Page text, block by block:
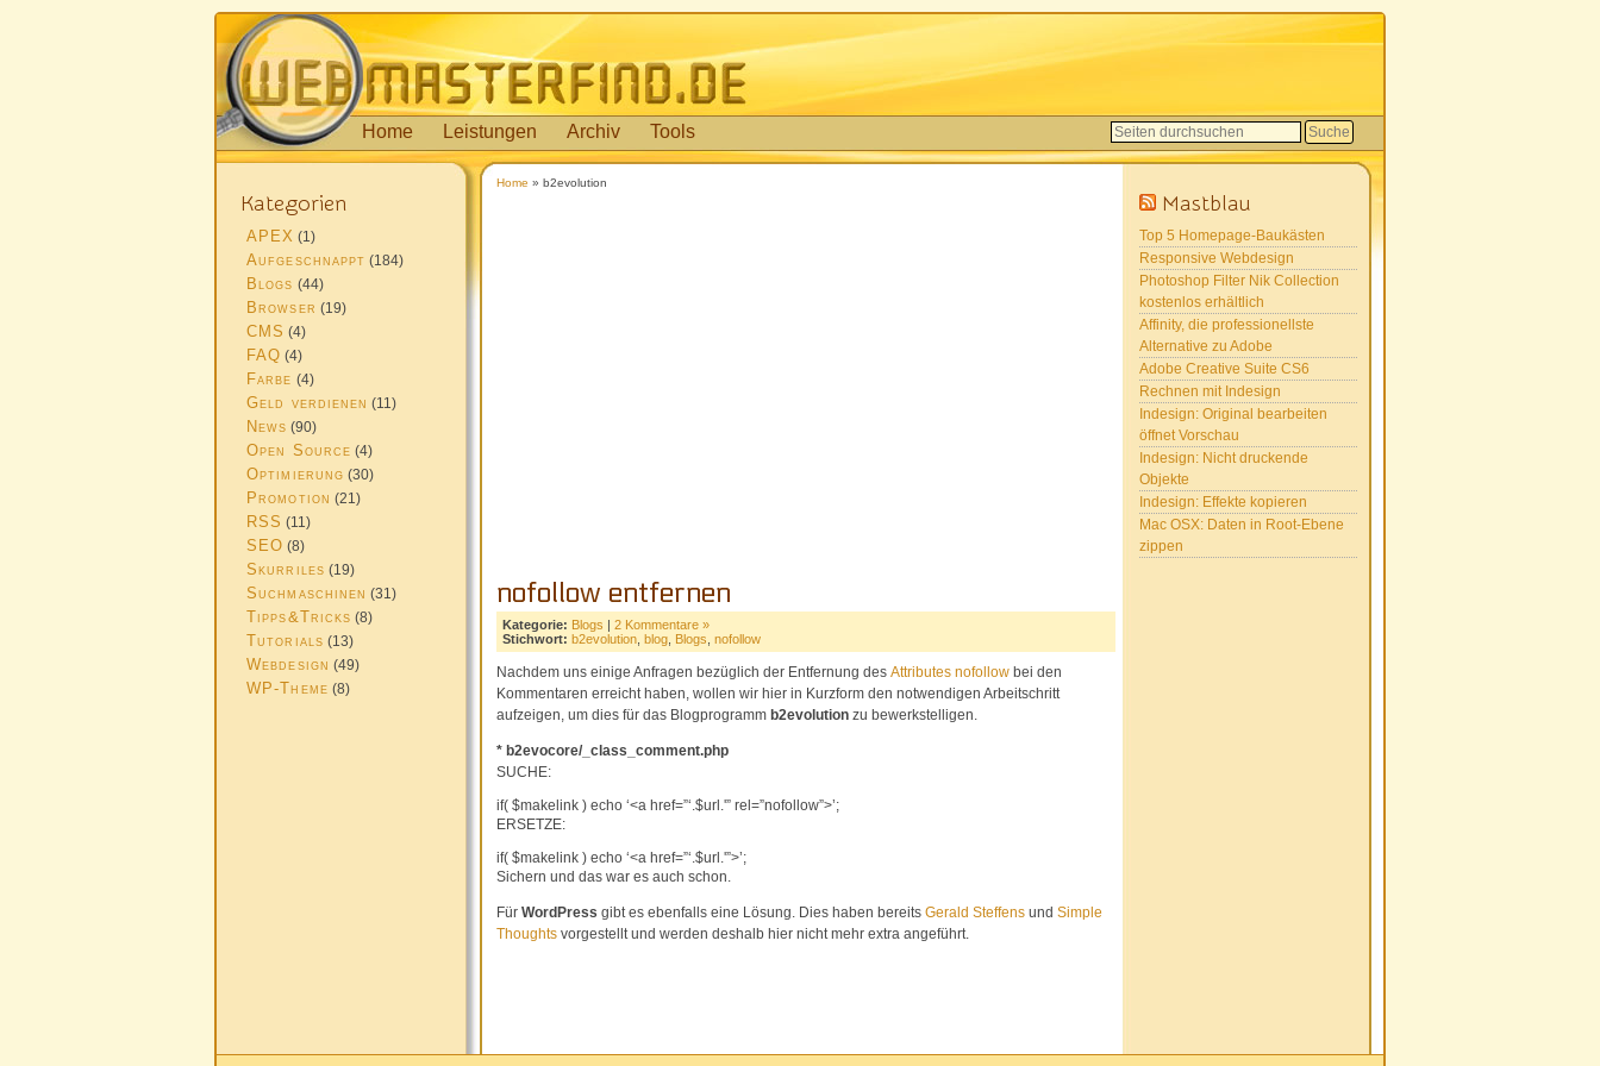
Home Leistungen Archiv Tools
Home » b2evolution
nofollow entfernen
Kategorie: Blogs
2 Kommentare »
Stichwort: b2evolution blog Blogs nofollow
Nachdem uns einige Anfragen bezüglich der Entfernung des Attributes nofollow bei den
Kommentaren erreicht haben, wollen wir hier in Kurzform den notwendigen Arbeitschritt
aufzeigen, um dies für das Blogprogramm b2evolution zu bewerkstelligen.
* b2evocore/_class_comment.php
SUCHE:
if( $makelink ) echo ‘<a href=”‘.$url.'” rel=”nofollow”>’;
ERSETZE:
if( $makelink ) echo ‘<a href=”‘.$url.'”>’;
Sichern und das war es auch schon.
Für WordPress gibt es ebenfalls eine Lösung. Dies haben bereits Gerald Steffens und Simple
Thoughts vorgestellt und werden deshalb hier nicht mehr extra angeführt.
Kategorien
APEX (1)
Aufgeschnappt (184)
Blogs (44)
Browser (19)
CMS (4)
FAQ (4)
Farbe (4)
Geld verdienen (11)
News (90)
Open Source (4)
Optimierung (30)
Promotion (21)
RSS (11)
SEO (8)
Skurriles (19)
Suchmaschinen (31)
Tipps&Tricks (8)
Tutorials (13)
Webdesign (49)
WP-Theme (8)
Mastblau
Top 5 Homepage-Baukästen
Responsive Webdesign
Photoshop Filter Nik Collection
kostenlos erhältlich
Affinity, die professionellste
Alternative zu Adobe
Adobe Creative Suite CS6
Rechnen mit Indesign
Indesign: Original bearbeiten
öffnet Vorschau
Indesign: Nicht druckende
Objekte
Indesign: Effekte kopieren
Mac OSX: Daten in Root-Ebene
zippen